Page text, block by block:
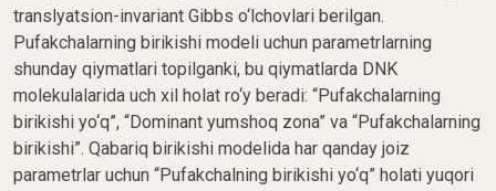
translyatsion-invariant Gibbs o‘lchovlari berilgan.
Pufakchalarning birikishi modeli uchun parametrlarning
shunday qiymatlari topilganki, bu qiymatlarda DNK
molekulalarida uch xil holat ro‘y beradi: “Pufakchalarning
birikishi yo‘q”, “Dominant yumshoq zona” va “Pufakchalarning
birikishi”. Qabariq birikishi modelida har qanday joiz
parametrlar uchun “Pufakchalning birikishi yo‘q” holati yuqori